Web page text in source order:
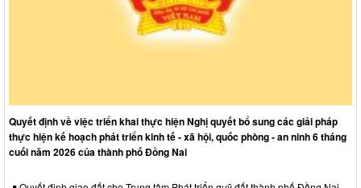
Quyết định về việc triển khai thực hiện Nghị quyết bổ sung các giải pháp
thực hiện kế hoạch phát triển kinh tế - xã hội, quốc phòng - an ninh 6 tháng
cuối năm 2026 của thành phố Đồng Nai